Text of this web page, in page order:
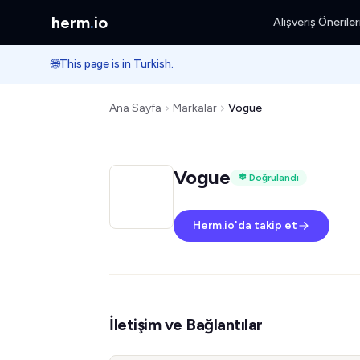
herm.io Alışveriş Önerileri
🌐This page is in Turkish.
Ana Sayfa Markalar Vogue
Vogue Doğrulandı
Herm.io'da takip et
İletişim ve Bağlantılar